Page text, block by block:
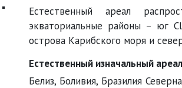
Естественный ареал
экваториальные районы – юг
острова Карибского моря и
Естественный изначальный
Белиз, Боливия, Бразилия
▪